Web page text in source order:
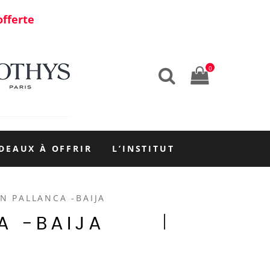
0
À OFFRIR L’INSTITUT
PALLANCA -BAIJA
-BAIJA